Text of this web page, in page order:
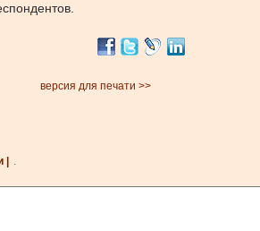
версия для печати >>
|
.